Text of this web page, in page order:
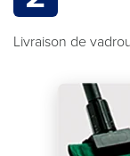
Livraison de